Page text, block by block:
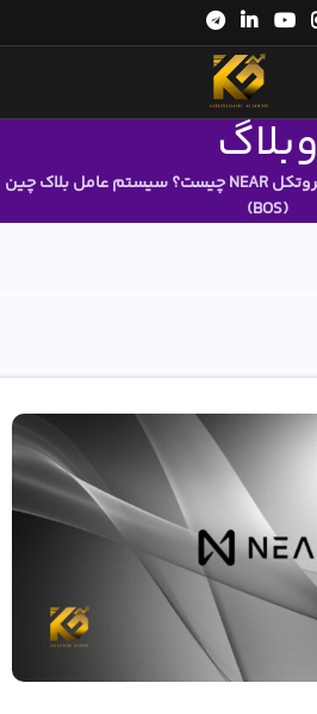
وبلاگ
پروتکل NEAR چیست؟ سیستم عامل بلاک چین
(BOS)